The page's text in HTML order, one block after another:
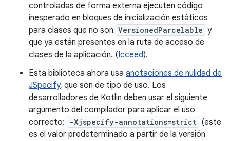
controladas de forma externa ejecuten código
inesperado en bloques de inicialización estáticos
para clases que no son VersionedParcelable y
que ya están presentes en la ruta de acceso de
clases de la aplicación. (Icceed).
Esta biblioteca ahora usa anotaciones de nulidad de
JSpecify, que son de tipo de uso. Los
desarrolladores de Kotlin deben usar el siguiente
argumento del compilador para aplicar el uso
correcto:
-Xjspecify-annotations=strict (este
es el valor predeterminado a partir de la versión